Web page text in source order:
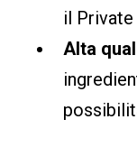
il Private
Alta